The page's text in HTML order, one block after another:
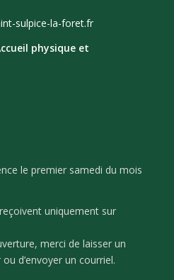
sulpice-la-foret.fr
physique et
le premier samedi du mois
uniquement sur
merci de laisser un
d’envoyer un courriel.